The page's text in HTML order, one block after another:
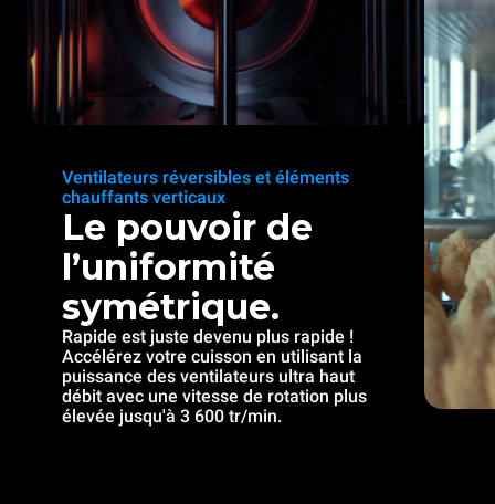
Ventilateurs réversibles et éléments
chauffants verticaux
Le pouvoir de
l’uniformité
symétrique.
Rapide est juste devenu plus rapide !
Accélérez votre cuisson en utilisant la
puissance des ventilateurs ultra haut
débit avec une vitesse de rotation plus
élevée jusqu'à 3 600 tr/min.